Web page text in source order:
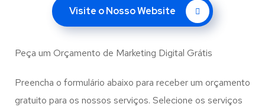
Visite o Nosso Website
Peça um Orçamento de Marketing Digital Grátis
Preencha o formulário abaixo para receber um orçamento
gratuito para os nossos serviços. Selecione os serviços